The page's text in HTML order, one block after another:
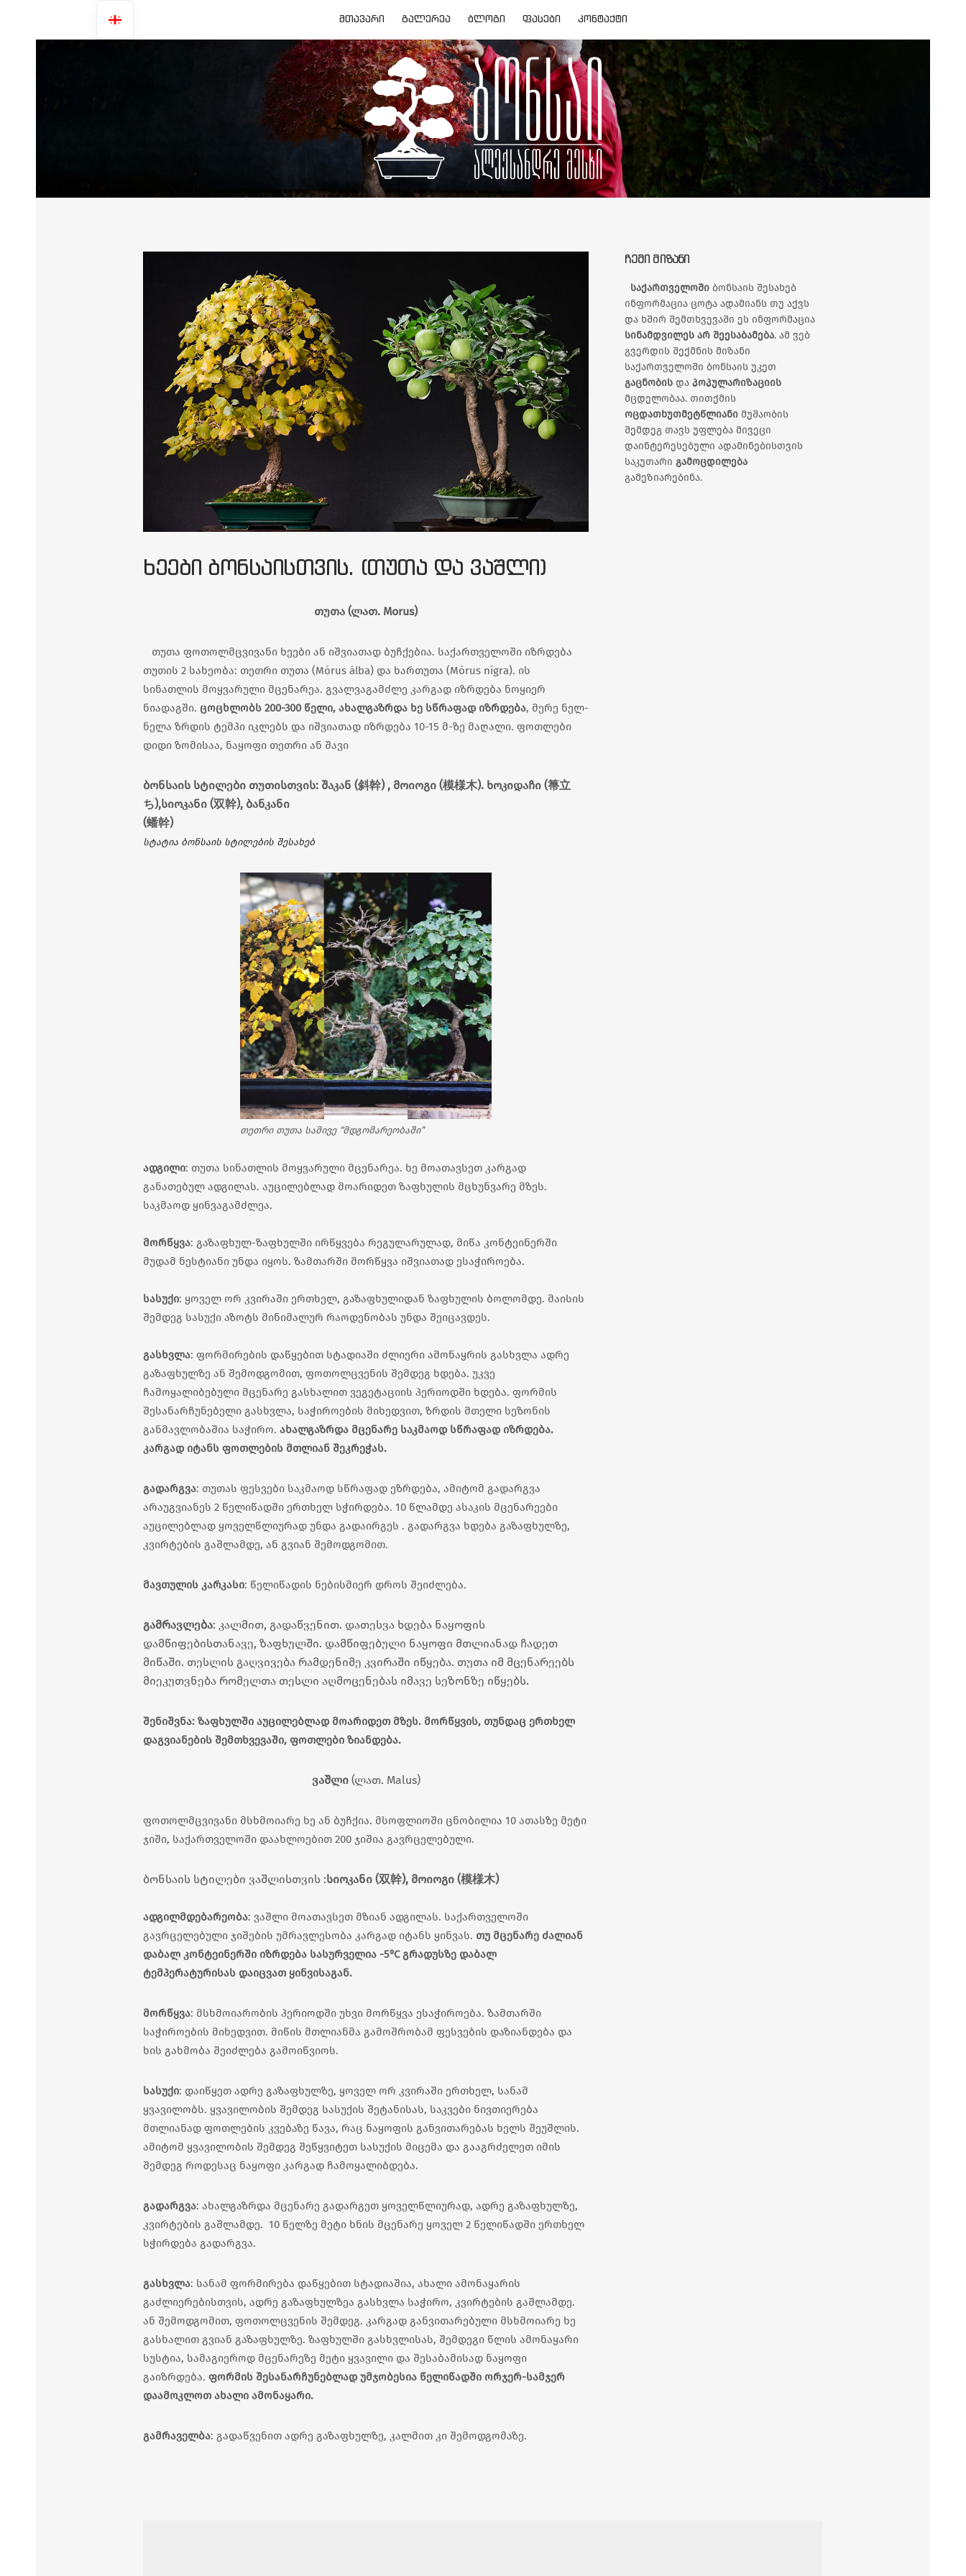
ᲛᲗᲐᲕᲐᲠᲘ ᲒᲐᲚᲔᲠᲔᲐ ᲑᲚᲝᲒᲘ ᲤᲐᲡᲔᲑᲘ ᲙᲝᲜᲢᲐᲥᲢᲘ
ᲮᲔᲔᲑᲘ ᲑᲝᲜᲡᲐᲘᲡᲗᲕᲘᲡ. (ᲗᲣᲗᲐ ᲓᲐ ᲕᲐᲨᲚᲘ)
თუთა (ლათ. Morus)
თუთა ფოთოლმცვივანი ხეები ან იშვიათად ბუჩქებია. საქართველოში იზრდება
თუთის 2 სახეობა: თეთრი თუთა (Mórus álba) და ხართუთა (Mórus nígra). ის
სინათლის მოყვარული მცენარეა. გვალვაგამძლე კარგად იზრდება ნოყიერ
ნიადაგში. ცოცხლობს 200-300 წელი, ახალგაზრდა ხე სწრაფად იზრდება, მერე ნელ-
ნელა ზრდის ტემპი იკლებს და იშვიათად იზრდება 10-15 მ-ზე მაღალი. ფოთლები
დიდი ზომისაა, ნაყოფი თეთრი ან შავი
ბონსაის სტილები თუთისთვის: შაკან (斜幹) , მოიოგი (模様木). ხოკიდაჩი (箒立
ち),სიოკანი (双幹), ბანკანი
(蟠幹)
სტატია ბონსაის სტილების შესახებ
თეთრი თუთა სამივე “მდგომარეობაში”
ადგილი: თუთა სინათლის მოყვარული მცენარეა. ხე მოათავსეთ კარგად
განათებულ ადგილას. აუცილებლად მოარიდეთ ზაფხულის მცხუნვარე მზეს.
საკმაოდ ყინვაგამძლეა.
მორწყვა: გაზაფხულ-ზაფხულში ირწყვება რეგულარულად, მიწა კონტეინერში
მუდამ ნესტიანი უნდა იყოს. ზამთარში მორწყვა იშვიათად ესაჭიროება.
სასუქი: ყოველ ორ კვირაში ერთხელ, გაზაფხულიდან ზაფხულის ბოლომდე. მაისის
შემდეგ სასუქი აზოტს მინიმალურ რაოდენობას უნდა შეიცავდეს.
გასხვლა: ფორმირების დაწყებით სტადიაში ძლიერი ამონაყრის გასხვლა ადრე
გაზაფხულზე ან შემოდგომით, ფოთოლცვენის შემდეგ ხდება. უკვე
ჩამოყალიბებული მცენარე გასხალით ვეგეტაციის პერიოდში ხდება. ფორმის
შესანარჩუნებელი გასხვლა, საჭიროების მიხედვით, ზრდის მთელი სეზონის
განმავლობაშია საჭირო.ახალგაზრდა მცენარე საკმაოდ სწრაფად იზრდება.
კარგად იტანს ფოთლების მთლიან შეკრეჭას.
გადარგვა: თუთას ფესვები საკმაოდ სწრაფად ეზრდება, ამიტომ გადარგვა
არაუგვიანეს 2 წელიწადში ერთხელ სჭირდება. 10 წლამდე ასაკის მცენარეები
აუცილებლად ყოველწლიურად უნდა გადაირგეს . გადარგვა ხდება გაზაფხულზე,
კვირტების გაშლამდე, ან გვიან შემოდგომით.
მავთულის კარკასი: წელიწადის ნებისმიერ დროს შეიძლება.
გამრავლება: კალმით, გადაწვენით. დათესვა ხდება ნაყოფის
დამწიფებისთანავე, ზაფხულში. დამწიფებული ნაყოფი მთლიანად ჩადეთ
მიწაში. თესლის გაღვივება რამდენიმე კვირაში იწყება. თუთა იმ მცენარეებს
მიეკუთვნება რომელთა თესლი აღმოცენებას იმავე სეზონზე იწყებს.
შენიშვნა: ზაფხულში აუცილებლად მოარიდეთ მზეს. მორწყვის, თუნდაც ერთხელ
დაგვიანების შემთხვევაში, ფოთლები ზიანდება.
ვაშლი(ლათ. Malus)
ფოთოლმცვივანი მსხმოიარე ხე ან ბუჩქია. მსოფლიოში ცნობილია 10 ათასზე მეტი
ჯიში, საქართველოში დაახლოებით 200 ჯიშია გავრცელებული.
ბონსაის სტილები ვაშლისთვის :სიოკანი (双幹), მოიოგი (模様木)
ადგილმდებარეობა: ვაშლი მოათავსეთ მზიან ადგილას. საქართველოში
გავრცელებული ჯიშების უმრავლესობა კარგად იტანს ყინვას. თუ მცენარე ძალიან
დაბალ კონტეინერში იზრდება სასურველია -5⁰C გრადუსზე დაბალ
ტემპერატურისას დაიცვათ ყინვისაგან.
მორწყვა: მსხმოიარობის პერიოდში უხვი მორწყვა ესაჭიროება. ზამთარში
საჭიროების მიხედვით. მიწის მთლიანმა გამოშრობამ ფესვების დაზიანდება და
ხის გახმობა შეიძლება გამოიწვიოს.
სასუქი: დაიწყეთ ადრე გაზაფხულზე, ყოველ ორ კვირაში ერთხელ, სანამ
ყვავილობს. ყვავილობის შემდეგ სასუქის შეტანისას, საკვები ნივთიერება
მთლიანად ფოთლების კვებაზე წავა, რაც ნაყოფის განვითარებას ხელს შეუშლის.
ამიტომ ყვავილობის შემდეგ შეწყვიტეთ სასუქის მიცემა და გააგრძელეთ იმის
შემდეგ როდესაც ნაყოფი კარგად ჩამოყალიბდება.
გადარგვა: ახალგაზრდა მცენარე გადარგეთ ყოველწლიურად, ადრე გაზაფხულზე,
კვირტების გაშლამდე. 10 წელზე მეტი ხნის მცენარე ყოველ 2 წელიწადში ერთხელ
სჭირდება გადარგვა.
გასხვლა: სანამ ფორმირება დაწყებით სტადიაშია, ახალი ამონაყარის
გაძლიერებისთვის, ადრე გაზაფხულზეა გასხვლა საჭირო, კვირტების გაშლამდე.
ან შემოდგომით, ფოთოლცვენის შემდეგ. კარგად განვითარებული მსხმოიარე ხე
გასხალით გვიან გაზაფხულზე. ზაფხულში გასხვლისას, შემდეგი წლის ამონაყარი
სუსტია, სამაგიეროდ მცენარეზე მეტი ყვავილი და შესაბამისად ნაყოფი
გაიზრდება.ფორმის შესანარჩუნებლად უმჯობესია წელიწადში ორჯერ-სამჯერ
დაამოკლოთ ახალი ამონაყარი.
გამრაველბა: გადაწვენით ადრე გაზაფხულზე, კალმით კი შემოდგომაზე.
ᲩᲔᲛᲘ ᲛᲘᲖᲐᲜᲘ
საქართველოში ბონსაის შესახებ
ინფორმაცია ცოტა ადამიანს თუ აქვს
და ხშირ შემთხვევაში ეს ინფორმაცია
სინამდვილეს არ შეესაბამება. ამ ვებ
გვერდის შექმნის მიზანი
საქართველოში ბონსაის უკეთ
გაცნობის დაპოპულარიზაციის
მცდელობაა. თითქმის
ოცდათხუთმეტწლიანი მუშაობის
შემდეგ თავს უფლება მივეცი
დაინტერესებული ადამინებისთვის
საკუთარიგამოცდილება
გამეზიარებინა.